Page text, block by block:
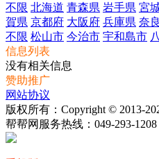
不限 北海道 青森県 岩手県 宮
賀県 京都府 大阪府 兵庫県 奈
不限 松山市 今治市 宇和島市
信息列表
没有相关信息
赞助推广
网站协议
版权所有：Copyright © 2013-
帮帮网服务热线： 049-293-1208